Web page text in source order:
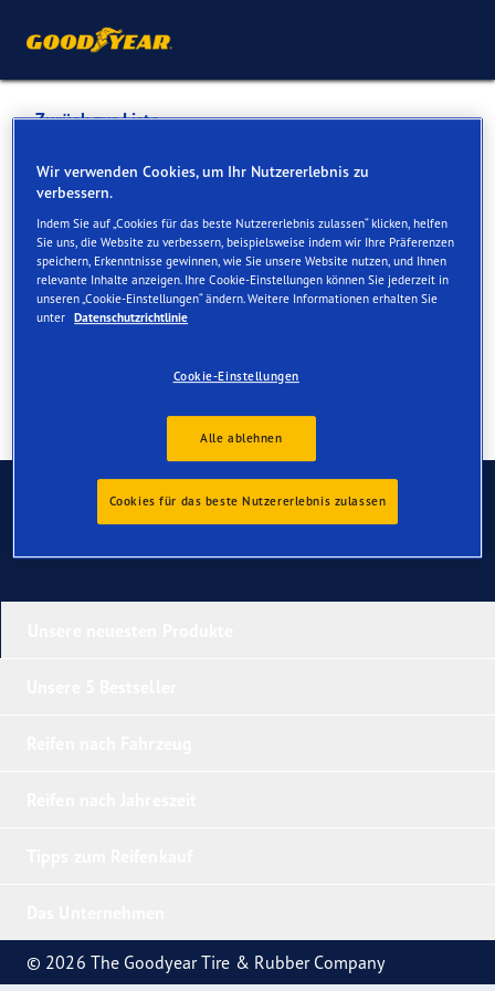
Zurück zur Liste
K MOTORS GMBH
Dienste online und vor Ort verfügbar
Kontakt Serviceleistungen
Kontaktieren Sie uns
© 2026 The Goodyear Tire & Rubber Company
Wir verwenden Cookies, um Ihr Nutzererlebnis zu
verbessern.
Indem Sie auf „Cookies für das beste Nutzererlebnis zulassen“ klicken, helfen
Sie uns, die Website zu verbessern, beispielsweise indem wir Ihre Präferenzen
speichern, Erkenntnisse gewinnen, wie Sie unsere Website nutzen, und Ihnen
relevante Inhalte anzeigen. Ihre Cookie-Einstellungen können Sie jederzeit in
unseren „Cookie-Einstellungen“ ändern. Weitere Informationen erhalten Sie
unter Datenschutzrichtlinie
Cookie-Einstellungen
Alle ablehnen
Cookies für das beste Nutzererlebnis zulassen